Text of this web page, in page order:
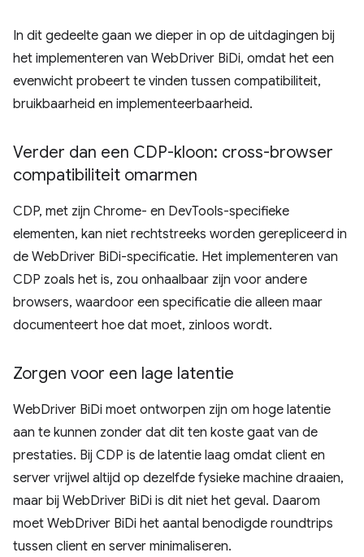
In dit gedeelte gaan we dieper in op de uitdagingen bij
het implementeren van WebDriver BiDi, omdat het een
evenwicht probeert te vinden tussen compatibiliteit,
bruikbaarheid en implementeerbaarheid.
Verder dan een CDP-kloon: cross-browser
compatibiliteit omarmen
CDP, met zijn Chrome- en DevTools-specifieke
elementen, kan niet rechtstreeks worden gerepliceerd in
de WebDriver BiDi-specificatie. Het implementeren van
CDP zoals het is, zou onhaalbaar zijn voor andere
browsers, waardoor een specificatie die alleen maar
documenteert hoe dat moet, zinloos wordt.
Zorgen voor een lage latentie
WebDriver BiDi moet ontworpen zijn om hoge latentie
aan te kunnen zonder dat dit ten koste gaat van de
prestaties. Bij CDP is de latentie laag omdat client en
server vrijwel altijd op dezelfde fysieke machine draaien,
maar bij WebDriver BiDi is dit niet het geval. Daarom
moet WebDriver BiDi het aantal benodigde roundtrips
tussen client en server minimaliseren.